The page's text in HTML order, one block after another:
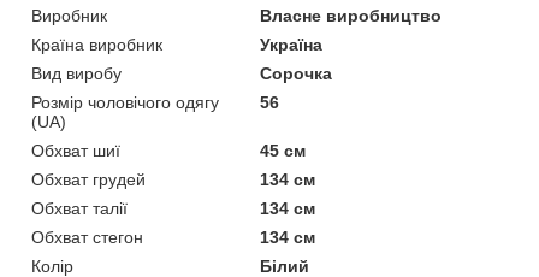
Виробник
Власне виробництво
Країна виробник
Україна
Вид виробу
Сорочка
Розмір чоловічого одягу
(UA)
56
Обхват шиї
45 см
Обхват грудей
134 см
Обхват талії
134 см
Обхват стегон
134 см
Колір
Білий